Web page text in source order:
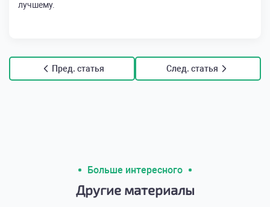
лучшему.
Пред. статья След. статья
Больше интересного
Другие материалы